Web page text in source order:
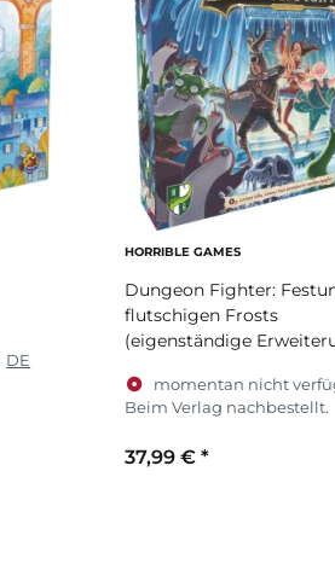
DE
HORRIBLE GAMES
Dungeon Fighter:
flutschigen Frosts
(eigenständige
momentan nicht
Beim Verlag nachbestellt.
37,99 € *